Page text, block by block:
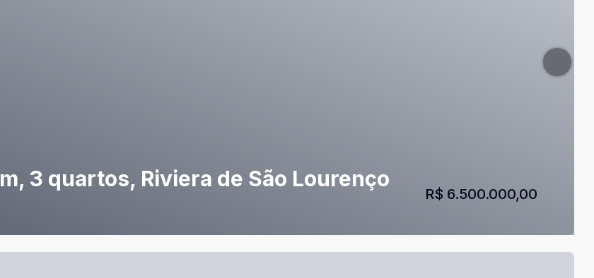
3 quartos, Riviera de São Lourenço
R$ 6.500.000,00